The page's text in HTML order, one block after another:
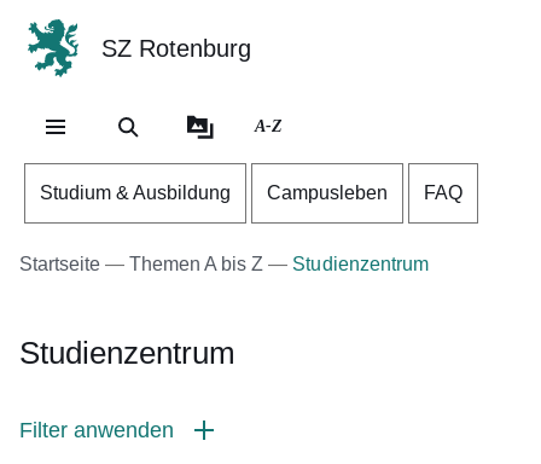
SZ Rotenburg
A-Z
Studium & Ausbildung Campusleben FAQ
Startseite Themen A bis Z Studienzentrum
Studienzentrum
Filter anwenden